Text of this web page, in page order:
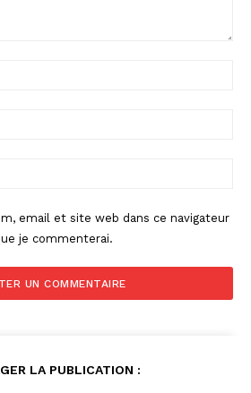
email et site web dans ce navigateur
je commenterai.
LA PUBLICATION :